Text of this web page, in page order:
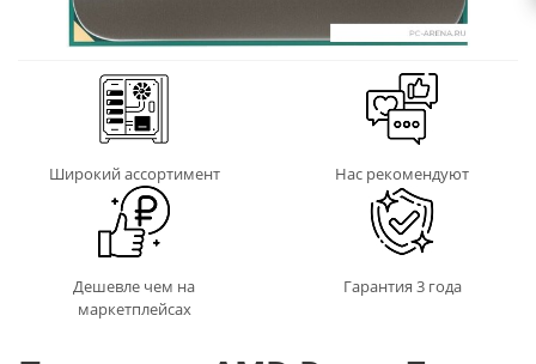
Широкий ассортимент Нас рекомендуют
Дешевле чем на
маркетплейсах
Гарантия 3 года